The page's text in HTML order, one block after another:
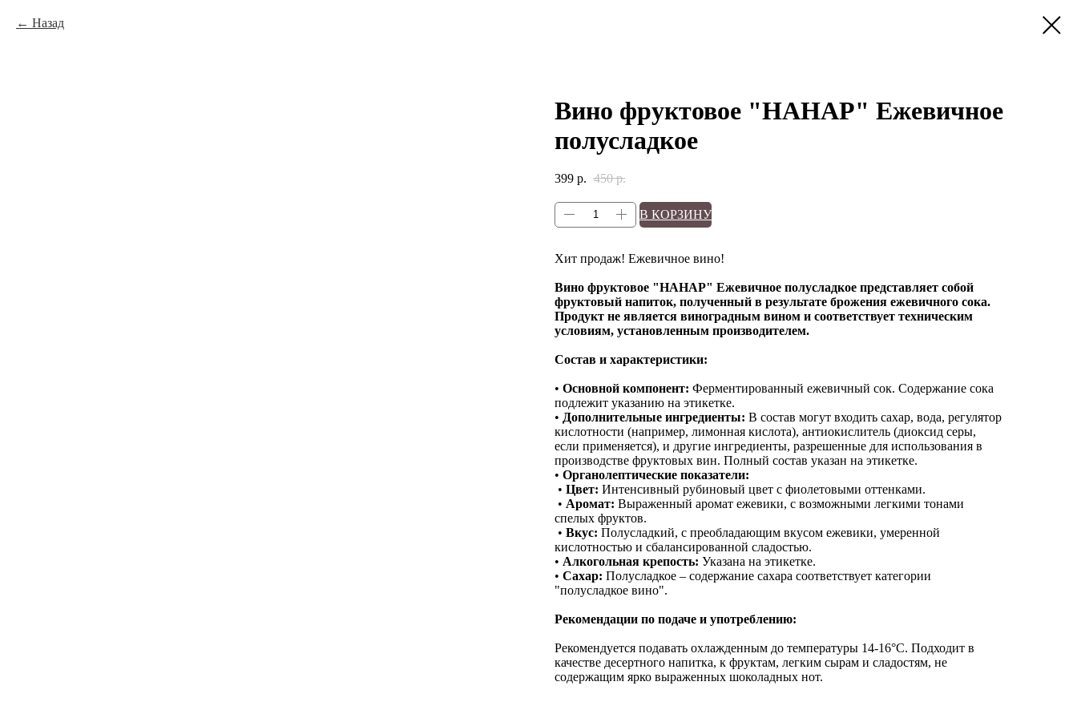
Назад
Вино фруктовое "НАНАР" Ежевичное
полусладкое
399 р. 450 р.
В КОРЗИНУ
Хит продаж! Ежевичное вино!
Вино фруктовое "НАНАР" Ежевичное полусладкое представляет собой
фруктовый напиток, полученный в результате брожения ежевичного сока.
Продукт не является виноградным вином и соответствует техническим
условиям, установленным производителем.
Состав и характеристики:
• Основной компонент: Ферментированный ежевичный сок. Содержание сока
подлежит указанию на этикетке.
• Дополнительные ингредиенты: В состав могут входить сахар, вода, регулятор
кислотности (например, лимонная кислота), антиокислитель (диоксид серы,
если применяется), и другие ингредиенты, разрешенные для использования в
производстве фруктовых вин. Полный состав указан на этикетке.
• Органолептические показатели:
• Цвет: Интенсивный рубиновый цвет с фиолетовыми оттенками.
• Аромат: Выраженный аромат ежевики, с возможными легкими тонами
спелых фруктов.
• Вкус: Полусладкий, с преобладающим вкусом ежевики, умеренной
кислотностью и сбалансированной сладостью.
• Алкогольная крепость: Указана на этикетке.
• Сахар: Полусладкое – содержание сахара соответствует категории
"полусладкое вино".
Рекомендации по подаче и употреблению:
Рекомендуется подавать охлажденным до температуры 14-16°C. Подходит в
качестве десертного напитка, к фруктам, легким сырам и сладостям, не
содержащим ярко выраженных шоколадных нот.